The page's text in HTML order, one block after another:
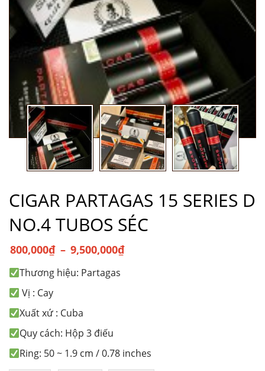
CIGAR PARTAGAS 15 SERIES D
NO.4 TUBOS SÉC
800,000₫ – 9,500,000₫
giá:
từ
800,000₫
đến
9,500,000₫
Thương hiệu: Partagas
Vị : Cay
Xuất xứ : Cuba
Quy cách: Hộp 3 điếu
Ring: 50 ~ 1.9 cm / 0.78 inches